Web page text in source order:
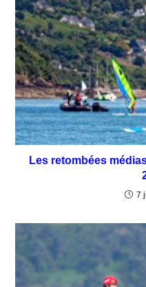
Les retombées
7